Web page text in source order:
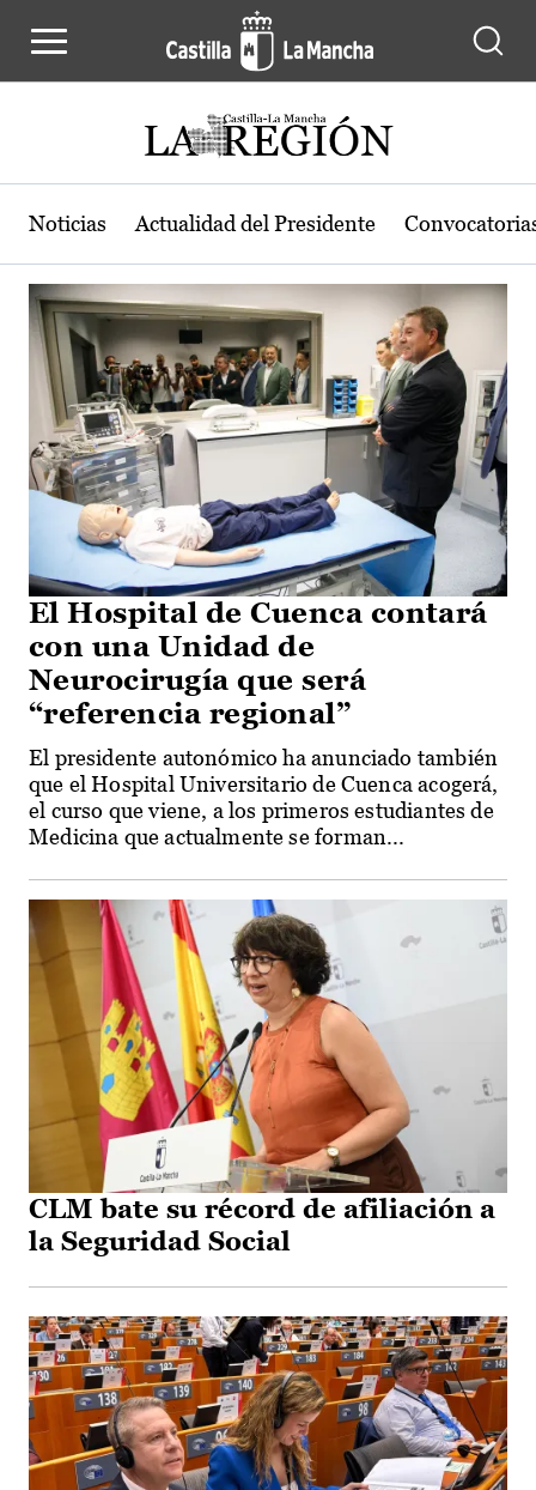
Actualidad de la región de Castilla-
Noticias Actualidad del Presidente
El Hospital de Cuenca contará
con una Unidad de
Neurocirugía que será
“referencia regional”
El presidente autonómico ha anunciado también
que el Hospital Universitario de Cuenca acogerá,
el curso que viene, a los primeros estudiantes de
Medicina que actualmente se forman...
CLM bate su récord de afiliación a
la Seguridad Social